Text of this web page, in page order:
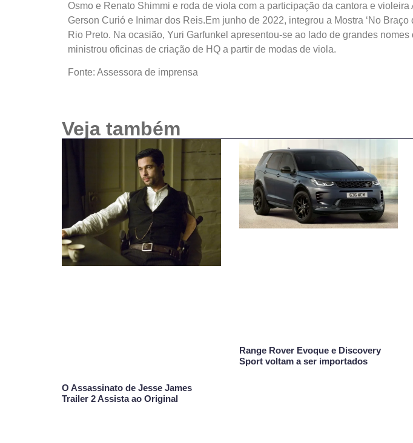
Osmo e Renato Shimmi e roda de viola com a participação da cantora e
Gerson Curió e Inimar dos Reis.Em junho de 2022, integrou a Mostra ‘No Braço
Rio Preto. Na ocasião, Yuri Garfunkel apresentou-se ao lado de grandes
ministrou oficinas de criação de HQ a partir de modas de viola.
Fonte: Assessora de imprensa
Veja também
O Assassinato de Jesse James
Trailer 2 Assista ao Original
Range Rover Evoque e Discovery
Sport voltam a ser importados